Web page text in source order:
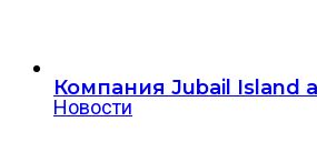
Компания Jubail Island
Новости